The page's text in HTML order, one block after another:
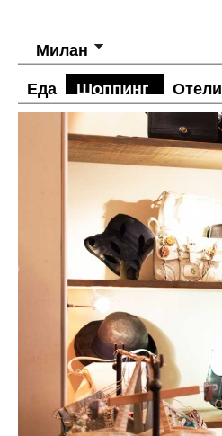
Милан
Еда Шоппинг Отели